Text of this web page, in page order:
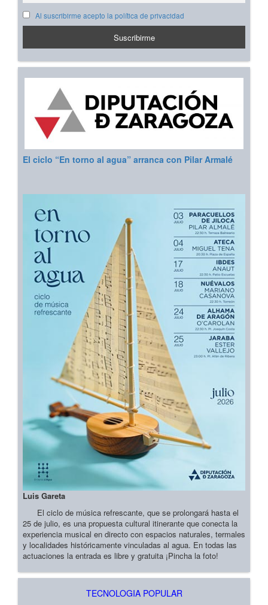
Al suscribirme acepto la política de privacidad
El ciclo “En torno al agua” arranca con Pilar Armalé
Luis Gareta
El ciclo de música refrescante, que se prolongará hasta el
25 de julio, es una propuesta cultural itinerante que conecta la
experiencia musical en directo con espacios naturales, termales
y localidades históricamente vinculadas al agua. En todas las
actuaciones la entrada es libre y gratuita ¡Pincha la foto!
TECNOLOGIA POPULAR